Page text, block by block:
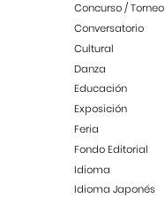
Concurso / Torneo
Conversatorio
Cultural
Danza
Educación
Exposición
Feria
Fondo Editorial
Idioma
Idioma Japonés